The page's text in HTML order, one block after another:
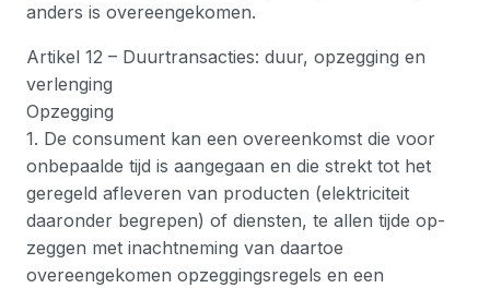
anders is overeengekomen.
Artikel 12 – Duurtransacties: duur, opzegging en
verlenging
Opzegging
1. De consument kan een overeenkomst die voor
onbepaalde tijd is aangegaan en die strekt tot het
geregeld afleveren van producten (elektriciteit
daaronder begrepen) of diensten, te allen tijde op-
zeggen met inachtneming van daartoe
overeengekomen opzeggingsregels en een